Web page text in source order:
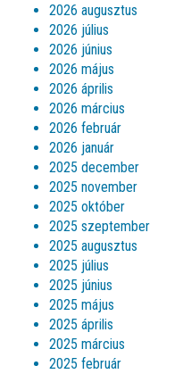
2026 augusztus
2026 július
2026 június
2026 május
2026 április
2026 március
2026 február
2026 január
2025 december
2025 november
2025 október
2025 szeptember
2025 augusztus
2025 július
2025 június
2025 május
2025 április
2025 március
2025 február